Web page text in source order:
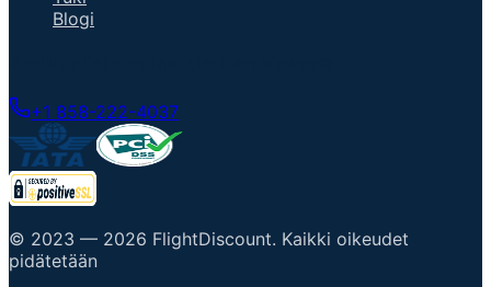
Blogi
+1 858-222-4037
© 2023 — 2026 FlightDiscount. Kaikki oikeudet
pidätetään